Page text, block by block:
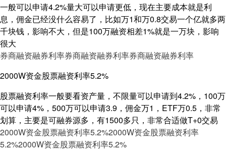
一般可以申请4.2%量大可以申请更低，现在主要成本就是利
息，佣金已经没什么容易了，比如万1和万0.8交易一个亿就多两
千块钱，影响不大，但是100万融资相差1%就是一万块，影响
很大
券商融资融券利率券商融资融券利率券商融资融券利率
2000W资金股票融资利率5.2%
股票融资利率一般要看资产量，不限量可以申请到4.2%，100万
可以申请4%，500万可以申请3.9，佣金万1，ETF万0.5，非常
划算，主要是可融券源多，有1500多只，非常合适做T+0交易
2000W资金股票融资利率5.2%2000W资金股票融资利率
5.2%2000W资金股票融资利率5.2%